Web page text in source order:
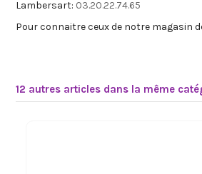
Lambersart: 03.20.22.74.65
Pour connaitre ceux de notre magasin
12 autres articles dans la même